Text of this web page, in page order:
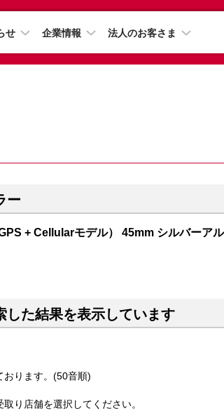
せ 企業情報 法人のお客さま
ー
+ Cellularモデル） 45mm シルバーア
した結果を表示しています
おります。(50音順)
り店舗を選択してください。